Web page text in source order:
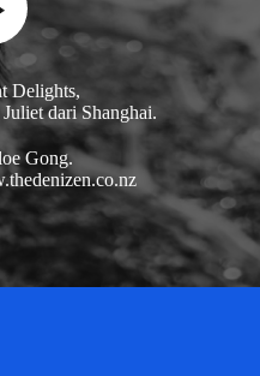
Delights,
dari Shanghai.
Gong.